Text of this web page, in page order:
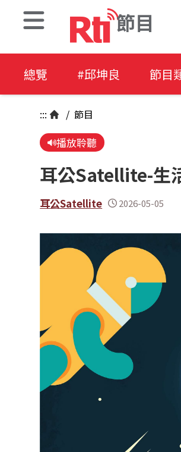
節目
總覽 #邱坤良 節目
::: / 節目
播放聆聽
耳公Satellite-生
耳公Satellite 2026-05-05